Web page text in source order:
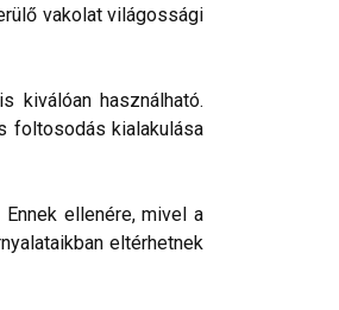
vakolat világossági
kiválóan használható.
foltosodás kialakulása
ellenére, mivel a
eltérhetnek